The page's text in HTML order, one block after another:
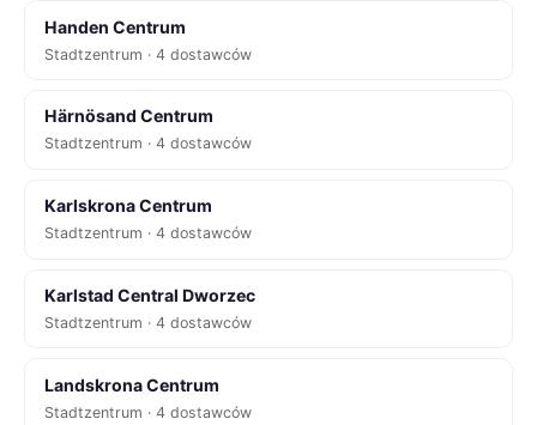
Handen Centrum
Stadtzentrum · 4 dostawców
Härnösand Centrum
Stadtzentrum · 4 dostawców
Karlskrona Centrum
Stadtzentrum · 4 dostawców
Karlstad Central Dworzec
Stadtzentrum · 4 dostawców
Landskrona Centrum
Stadtzentrum · 4 dostawców